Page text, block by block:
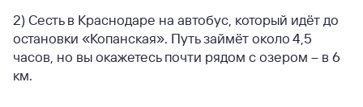
2) Сесть в Краснодаре на автобус, который идёт до
остановки «Копанская». Путь займёт около 4,5
часов, но вы окажетесь почти рядом с озером – в 6
км.